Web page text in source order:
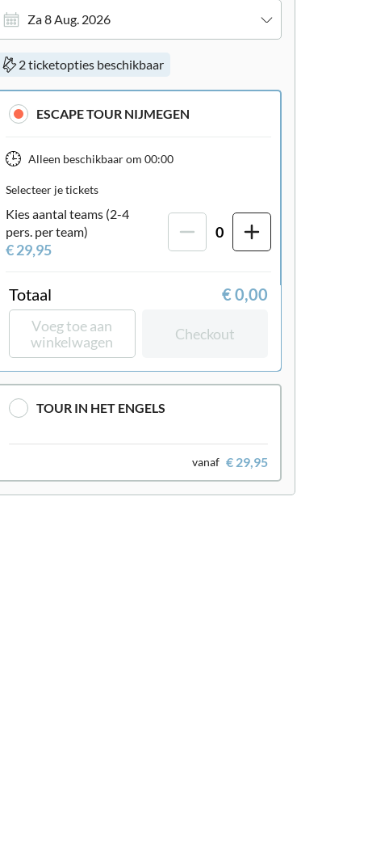
Za 8 Aug. 2026
2 ticketopties beschikbaar
ESCAPE TOUR NIJMEGEN
Alleen beschikbaar om 00:00
Selecteer je tickets
Kies aantal teams (2-4
pers. per team)
€ 29,95
0
Totaal € 0,00
Voeg toe aan
winkelwagen
Checkout
TOUR IN HET ENGELS
vanaf € 29,95